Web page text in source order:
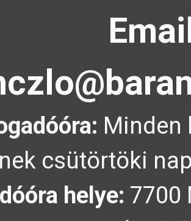
Minden
csütörtöki
helye: 7700